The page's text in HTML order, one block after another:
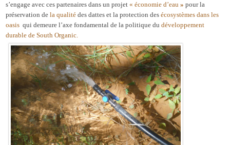
s’engage avec ces partenaires dans un projet« économie d’eau » pour la
préservation dela qualité des dattes et la protection desécosystèmes dans les
oasis qui demeure l’axe fondamental de la politique dudéveloppement
durable de South Organic.